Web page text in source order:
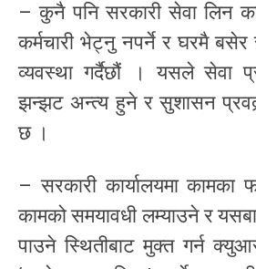
– कुनै पनि सरकारी सेवा लिन
कर्मचारी भेट्नु नपर्ने र घरमै
व्यवस्था गर्दैछौं । यसले सेवा
झन्झट अन्त्य हुने र सुशासन
छ ।
– सरकारी कार्यालयमा
कामको समयावधी लम्याउने र
पाउने स्थितीबाट मुक्त गर्न